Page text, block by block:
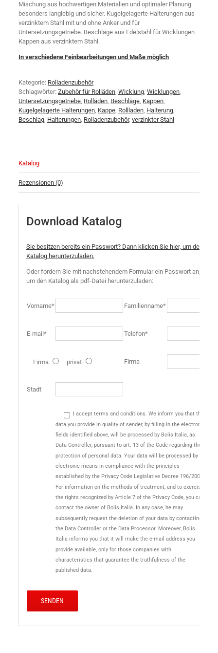
Mischung aus hochwertigen Materialien und optimaler Planung
besonders langlebig und sicher. Kugelgelagerte Halterungen aus
verzinktem Stahl mit und ohne Anker und für
Untersetzungsgetriebe. Beschläge aus Edelstahl für Wicklungen
Kappen aus verzinktem Stahl.
In verschiedene Feinbearbeitungen und Maße möglich
Kategorie: Rolladenzubehör
Schlagwörter: Zubehör für Rolläden, Wicklung, Wicklungen,
Untersetzungsgetriebe, Rolläden, Beschläge, Kappen,
Kugelgelagerte Halterungen, Kappe, Rollladen, Halterung,
Beschlag, Halterungen, Rolladenzubehör, verzinkter Stahl
Katalog
Rezensionen (0)
Download Katalog
Sie besitzen bereits ein Passwort? Dann klicken Sie hier, um den
Katalog herunterzuladen.
Oder fordern Sie mit nachstehendem Formular ein Passwort an,
um den Katalog als pdf-Datei herunterzuladen:
Vorname* Familienname*
E-mail* Telefon*
Firma privat Firma
Stadt
I accept terms and conditions. We inform you that the
data you provide in quality of sender, by filling in the electronic
fields identified above, will be processed by Bolis Italia, as
Data Controller, pursuant to art. 13 of the Code regarding the
protection of personal data. Your data will be processed by
electronic means in compliance with the principles
established by the Privacy Code Legislative Decree 196/2003.
For information on the methods of treatment, and to exercise
the rights recognized by Article 7 of the Privacy Code, you can
contact the owner of Bolis Italia. In any case, he may
subsequently request the deletion of your data by contacting
the Data Controller or the Data Processor. Moreover, Bolis
Italia informs you that it will make the e-mail address you
provide available, only for those companies with
characteristics that guarantee the truthfulness of the
published data.